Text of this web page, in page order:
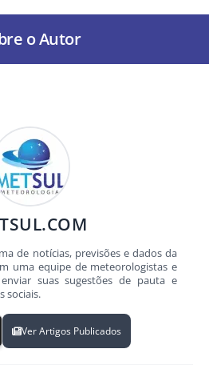
o Autor
de notícias, previsões e dados da
uma equipe de meteorologistas e
suas sugestões de pauta e
sociais.
Ver Artigos Publicados